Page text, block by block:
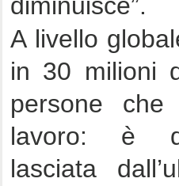
A livello
in 30 milioni
persone
lavoro: è
lasciata